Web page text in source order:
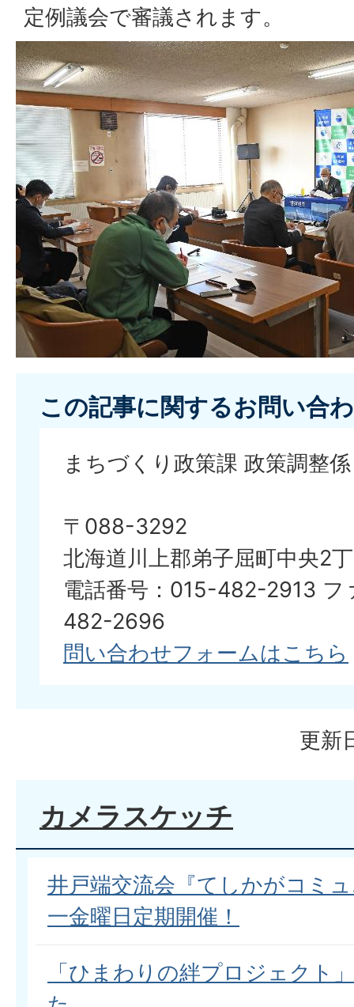
定例議会で審議されます。
この記事に関するお問い合
まちづくり政策課 政策調整係
〒088-3292
北海道川上郡弟子屈町中央2
電話番号：015-482-2913 フ
482-2696
問い合わせフォームはこちら
更新
カメラスケッチ
井戸端交流会『てしかがコミ
一金曜日定期開催！
「ひまわりの絆プロジェクト